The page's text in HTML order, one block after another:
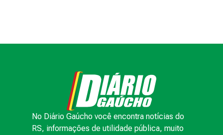
No Diário Gaúcho você encontra notícias do
RS, informações de utilidade pública, muito